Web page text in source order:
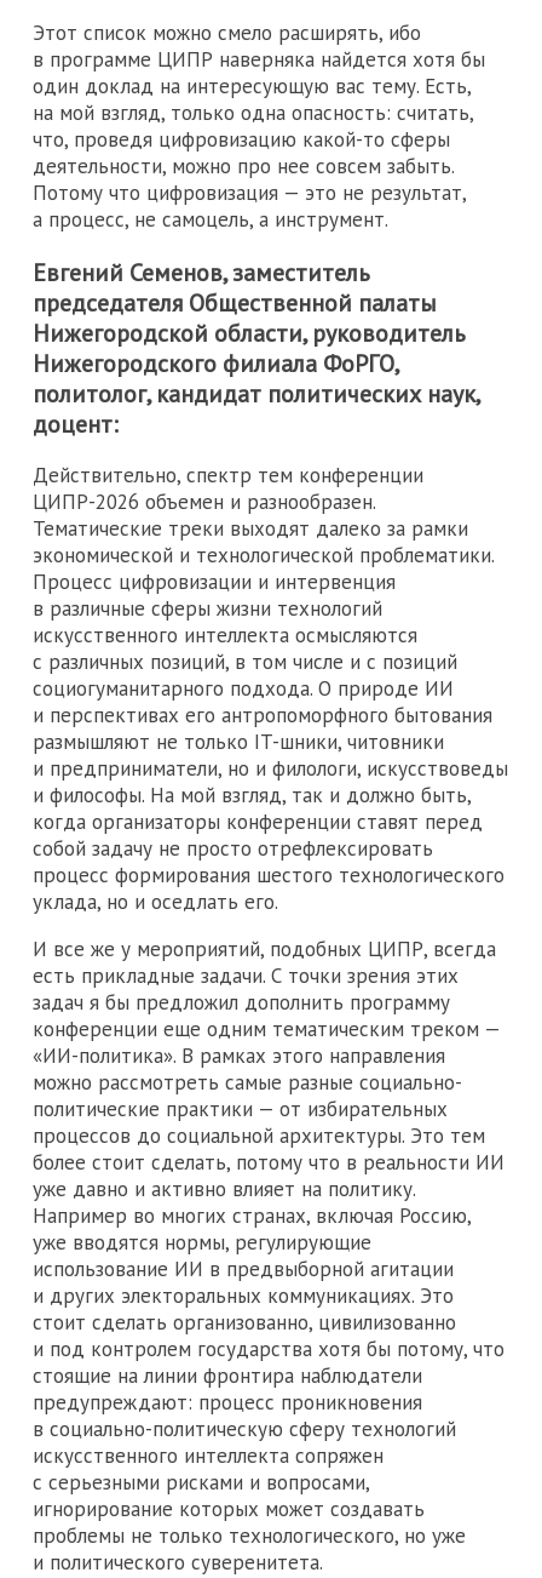
Этот список можно смело расширять, ибо
в программе ЦИПР наверняка найдется хотя бы
один доклад на интересующую вас тему. Есть,
на мой взгляд, только одна опасность: считать,
что, проведя цифровизацию какой-то сферы
деятельности, можно про нее совсем забыть.
Потому что цифровизация — это не результат,
а процесс, не самоцель, а инструмент.
Евгений Семенов, заместитель
председателя Общественной палаты
Нижегородской области, руководитель
Нижегородского филиала ФоРГО,
политолог, кандидат политических наук,
доцент:
Действительно, спектр тем конференции
ЦИПР-2026 объемен и разнообразен.
Тематические треки выходят далеко за рамки
экономической и технологической проблематики.
Процесс цифровизации и интервенция
в различные сферы жизни технологий
искусственного интеллекта осмысляются
с различных позиций, в том числе и с позиций
социогуманитарного подхода. О природе ИИ
и перспективах его антропоморфного бытования
размышляют не только IT-шники, читовники
и предприниматели, но и филологи, искусствоведы
и философы. На мой взгляд, так и должно быть,
когда организаторы конференции ставят перед
собой задачу не просто отрефлексировать
процесс формирования шестого технологического
уклада, но и оседлать его.
И все же у мероприятий, подобных ЦИПР, всегда
есть прикладные задачи. С точки зрения этих
задач я бы предложил дополнить программу
конференции еще одним тематическим треком —
«ИИ-политика». В рамках этого направления
можно рассмотреть самые разные социально-
политические практики — от избирательных
процессов до социальной архитектуры. Это тем
более стоит сделать, потому что в реальности ИИ
уже давно и активно влияет на политику.
Например во многих странах, включая Россию,
уже вводятся нормы, регулирующие
использование ИИ в предвыборной агитации
и других электоральных коммуникациях. Это
стоит сделать организованно, цивилизованно
и под контролем государства хотя бы потому, что
стоящие на линии фронтира наблюдатели
предупреждают: процесс проникновения
в социально-политическую сферу технологий
искусственного интеллекта сопряжен
с серьезными рисками и вопросами,
игнорирование которых может создавать
проблемы не только технологического, но уже
и политического суверенитета.